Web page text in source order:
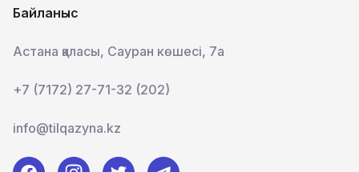
Байланыс
Астана қаласы, Сауран көшесі, 7а
+7 (7172) 27-71-32 (202)
info@tilqazyna.kz